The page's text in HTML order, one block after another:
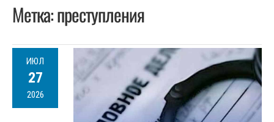
Метка:преступления
ИЮЛ
27
2026